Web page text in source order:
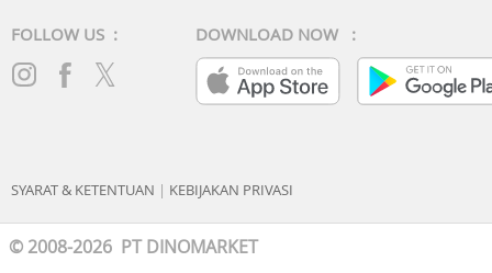
FOLLOW US : DOWNLOAD NOW :
SYARAT & KETENTUAN | KEBIJAKAN PRIVASI
© 2008-2026 PT DINOMARKET